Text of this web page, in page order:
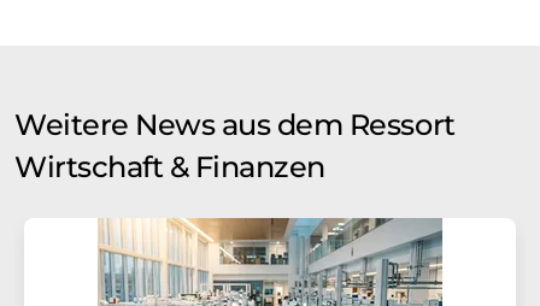
Weitere News aus dem Ressort
Wirtschaft & Finanzen